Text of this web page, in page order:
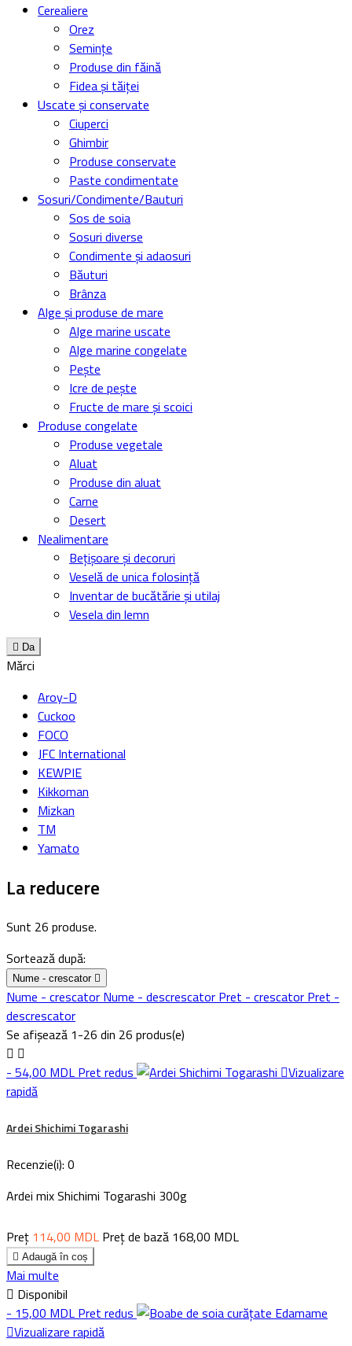
Cerealiere
Orez
Semințe
Produse din făină
Fidea și tăiței
Uscate și conservate
Ciuperci
Ghimbir
Produse conservate
Paste condimentate
Sosuri/Condimente/Bauturi
Sos de soia
Sosuri diverse
Condimente și adaosuri
Băuturi
Brânza
Alge și produse de mare
Alge marine uscate
Alge marine congelate
Pește
Icre de pește
Fructe de mare și scoici
Produse congelate
Produse vegetale
Aluat
Produse din aluat
Carne
Desert
Nealimentare
Bețișoare și decoruri
Veselă de unica folosință
Inventar de bucătărie și utilaj
Vesela din lemn
 Da
Mărci
Aroy-D
Cuckoo
FOCO
JFC International
KEWPIE
Kikkoman
Mizkan
TM
Yamato
La reducere
Sunt 26 produse.
Sortează după:
Nume - crescator 
Nume - crescator Nume - descrescator Pret - crescator Pret -
descrescator
Se afișează 1-26 din 26 produs(e)
 
- 54,00 MDL Pret redus Vizualizare
rapidă
Ardei Shichimi Togarashi
Recenzie(i): 0
Ardei mix Shichimi Togarashi 300g
Preț 114,00 MDL Preț de bază 168,00 MDL
 Adaugă în coș
Mai multe
 Disponibil
- 15,00 MDL Pret redus
Vizualizare rapidă